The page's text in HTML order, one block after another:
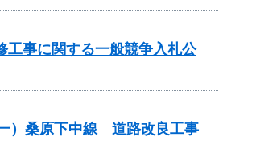
工事に関する一般競争入札公
）桑原下中線 道路改良工事